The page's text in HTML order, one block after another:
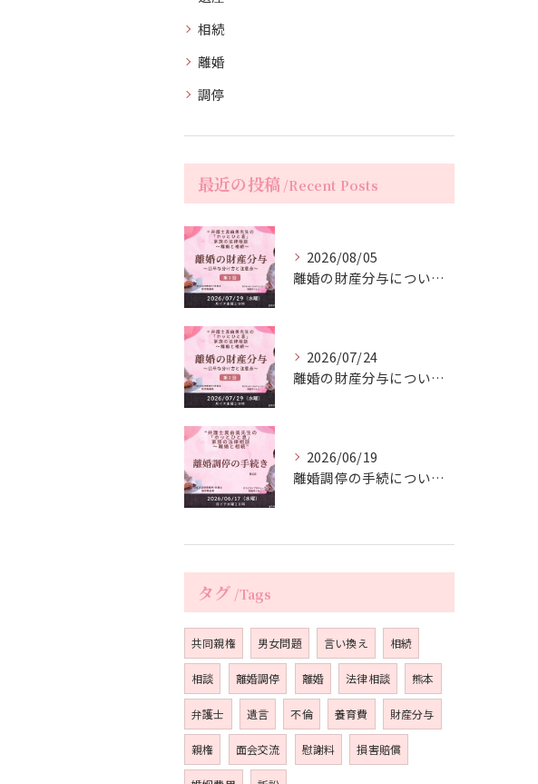
相続
離婚
調停
最近の投稿 Recent Posts
2026/08/05
離婚の財産分与についての動画配信（延期しました）
2026/07/24
離婚の財産分与について動画配信します
2026/06/19
離婚調停の手続について動画配信しました
タグ Tags
共同親権 男女問題 言い換え 相続
相談 離婚調停 離婚 法律相談 熊本
弁護士 遺言 不倫 養育費 財産分与
親権 面会交流 慰謝料 損害賠償